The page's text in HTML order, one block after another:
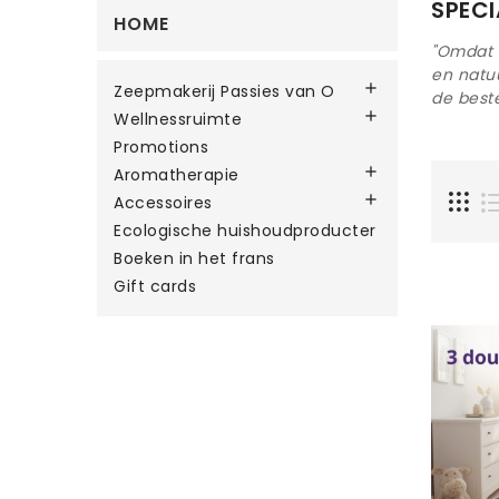
HOME
Zeepmakerij Passies van O 
Wellnessruimte 
Promotions
Aromatherapie

Accessoires 
Ecologische huishoudproducter
Boeken in het frans
Gift cards
en
de